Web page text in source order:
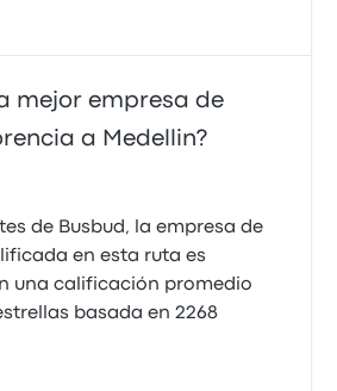
mejor empresa de
a Medellin?
de Busbud, la empresa de
en esta ruta es
una calificación promedio
basada en 2268